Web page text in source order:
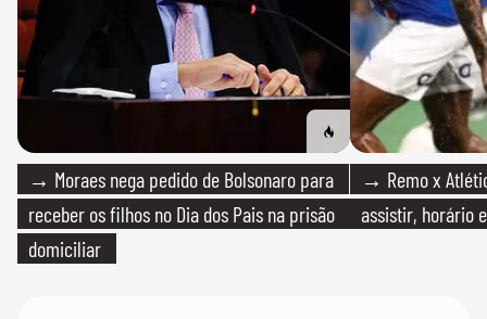
→ Moraes nega pedido de Bolsonaro para
receber os filhos no Dia dos Pais na prisão
domiciliar
→ Remo x
assistir, horário